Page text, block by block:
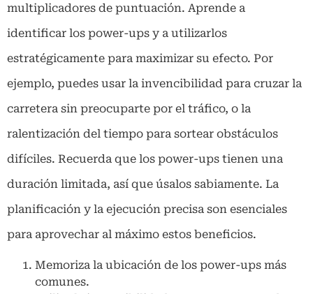
multiplicadores de puntuación. Aprende a
identificar los power-ups y a utilizarlos
estratégicamente para maximizar su efecto. Por
ejemplo, puedes usar la invencibilidad para cruzar la
carretera sin preocuparte por el tráfico, o la
ralentización del tiempo para sortear obstáculos
difíciles. Recuerda que los power-ups tienen una
duración limitada, así que úsalos sabiamente. La
planificación y la ejecución precisa son esenciales
para aprovechar al máximo estos beneficios.
Memoriza la ubicación de los power-ups más
comunes.